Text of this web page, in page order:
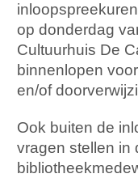
op donderdag
Cultuurhuis De
binnenlopen
en/of
Ook buiten de
vragen stellen in